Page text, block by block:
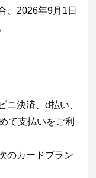
、2026年9月1日
ニ決済、d払い、
て支払いをご利
のカードブラン